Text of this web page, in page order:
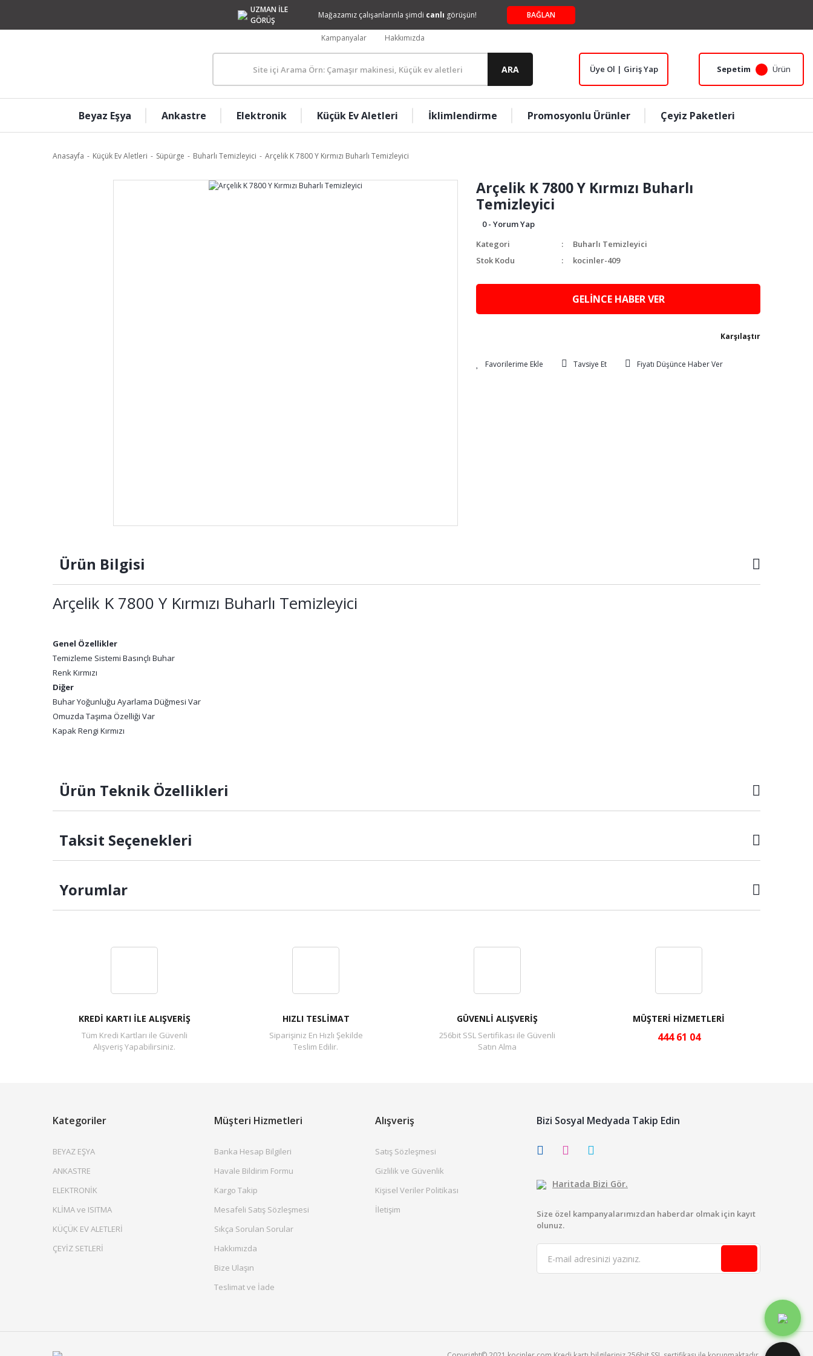
UZMAN İLE
GÖRÜŞ
Mağazamız çalışanlarınla şimdi canlı görüşün! BAĞLAN
Kampanyalar Hakkımızda
ARA Üye Ol | Giriş Yap Sepetim Ürün
Beyaz Eşya Ankastre Elektronik Küçük Ev Aletleri İklimlendirme Promosyonlu Ürünler Çeyiz Paketleri
Anasayfa Küçük Ev Aletleri Süpürge Buharlı Temizleyici Arçelik K 7800 Y Kırmızı Buharlı Temizleyici
Arçelik K 7800 Y Kırmızı Buharlı
Temizleyici
0 - Yorum Yap
Kategori
Buharlı Temizleyici
Stok Kodu
kocinler-409
GELİNCE HABER VER
Karşılaştır
Tavsiye Et Fiyatı Düşünce Haber Ver
Ürün Bilgisi
Arçelik K 7800 Y Kırmızı Buharlı Temizleyici
Genel Özellikler
Temizleme Sistemi Basınçlı Buhar
Renk Kırmızı
Diğer
Buhar Yoğunluğu Ayarlama Düğmesi Var
Omuzda Taşıma Özelliği Var
Kapak Rengi Kırmızı
Ürün Teknik Özellikleri
Taksit Seçenekleri
Yorumlar
KREDİ KARTI İLE ALIŞVERİŞ
Tüm Kredi Kartları ile Güvenli
Alışveriş Yapabilirsiniz.
HIZLI TESLİMAT
Siparişiniz En Hızlı Şekilde
Teslim Edilir.
GÜVENLİ ALIŞVERİŞ
256bit SSL Sertifikası ile Güvenli
Satın Alma
MÜŞTERİ HİZMETLERİ
444 61 04
Kategoriler
BEYAZ EŞYA
ANKASTRE
ELEKTRONİK
KLİMA ve ISITMA
KÜÇÜK EV ALETLERİ
ÇEYİZ SETLERİ
Müşteri Hizmetleri
Banka Hesap Bilgileri
Havale Bildirim Formu
Kargo Takip
Mesafeli Satış Sözleşmesi
Sıkça Sorulan Sorular
Hakkımızda
Bize Ulaşın
Teslimat ve İade
Alışveriş
Satış Sözleşmesi
Gizlilik ve Güvenlik
Kişisel Veriler Politikası
İletişim
Bizi Sosyal Medyada Takip Edin
Haritada Bizi Gör.
Size özel kampanyalarımızdan haberdar olmak için kayıt
olunuz.